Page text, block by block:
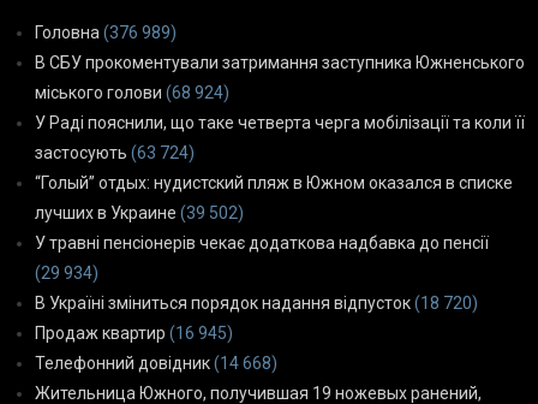
Головна (376 989)
В СБУ прокоментували затримання заступника Южненського
міського голови (68 924)
У Раді пояснили, що таке четверта черга мобілізації та коли її
застосують (63 724)
“Голый” отдых: нудистский пляж в Южном оказался в списке
лучших в Украине (39 502)
У травні пенсіонерів чекає додаткова надбавка до пенсії
(29 934)
В Україні зміниться порядок надання відпусток(18 720)
Продаж квартир (16 945)
Телефонний довідник(14 668)
Жительница Южного, получившая 19 ножевых ранений,